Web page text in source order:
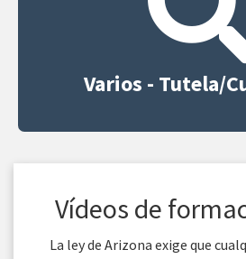
Varios - Tutela/
Vídeos de
La ley de Arizona exige que